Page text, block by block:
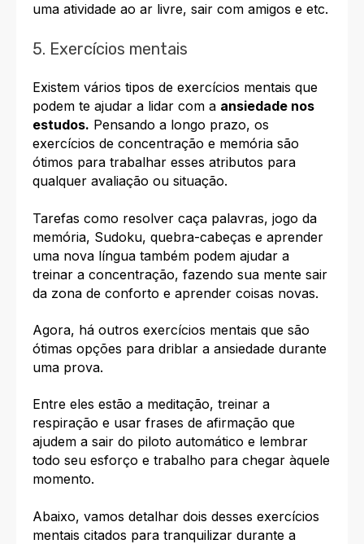
uma atividade ao ar livre, sair com amigos e etc.
5. Exercícios mentais
Existem vários tipos de exercícios mentais que
podem te ajudar a lidar com a ansiedade nos
estudos. Pensando a longo prazo, os
exercícios de concentração e memória são
ótimos para trabalhar esses atributos para
qualquer avaliação ou situação.
Tarefas como resolver caça palavras, jogo da
memória, Sudoku, quebra-cabeças e aprender
uma nova língua também podem ajudar a
treinar a concentração, fazendo sua mente sair
da zona de conforto e aprender coisas novas.
Agora, há outros exercícios mentais que são
ótimas opções para driblar a ansiedade durante
uma prova.
Entre eles estão a meditação, treinar a
respiração e usar frases de afirmação que
ajudem a sair do piloto automático e lembrar
todo seu esforço e trabalho para chegar àquele
momento.
Abaixo, vamos detalhar dois desses exercícios
mentais citados para tranquilizar durante a